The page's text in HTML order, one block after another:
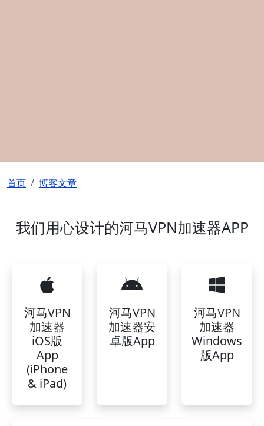
面包屑
首页 博客文章
我们用心设计的河马VPN加速器APP
河马VPN
加速器
iOS版
App
(iPhone
& iPad)
河马VPN
加速器安
卓版App
河马VPN
加速器
Windows
版App